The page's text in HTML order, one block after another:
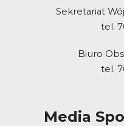
Sekretariat
tel.
Biuro
tel.
Media